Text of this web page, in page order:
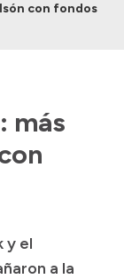
con fondos
más
y el
a la